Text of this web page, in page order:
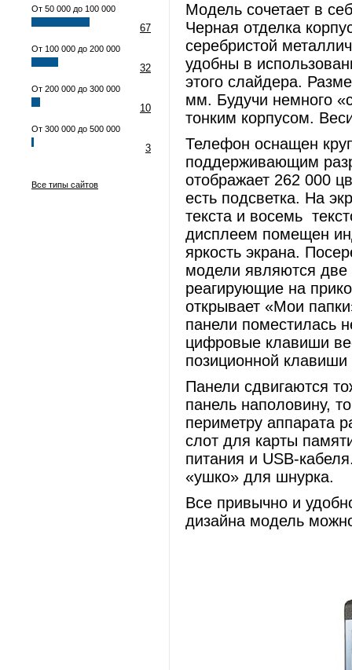
От 50 000 до 100 000
67
От 100 000 до 200 000
32
От 200 000 до 300 000
10
От 300 000 до 500 000
3
Все типы сайтов
Модель сочетает в
Черная отделка
серебристой
удобны в
этого слайдера.
мм. Будучи немного
тонким корпусом.
Телефон оснащен
поддерживающим
отображает 262 000
есть подсветка. На
текста и восемь
дисплеем помещен
яркость экрана.
модели являются
реагирующие на
открывает «Мои
панели поместилась
цифровые клавиши
позиционной
Панели сдвигаются
панель наполовину,
периметру аппарата
слот для карты
питания и USB-
«ушко» для шнурка.
Все привычно и
дизайна модель